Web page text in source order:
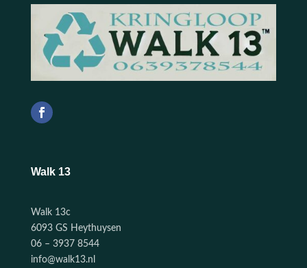
Walk 13
Walk 13c
6093 GS Heythuysen
06 – 3937 8544
info@walk13.nl